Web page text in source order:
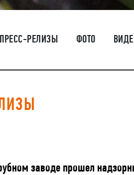
ПРЕСС-РЕЛИЗЫ ФОТО
заводе прошел